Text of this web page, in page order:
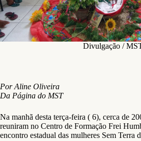
Divulgação /
Por Aline Oliveira
Da Página do MST
Na manhã desta terça-feira ( 6), cerca de
reuniram no Centro de Formação Frei
encontro estadual das mulheres Sem Terra